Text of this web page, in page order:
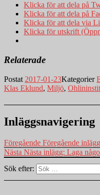
Klicka för att dela på
Klicka för att dela på
Klicka för att dela via
Klicka för utskrift
Relaterade
Postat 2017-01-23Kategorier
Klas Eklund, Miljö,
Inläggsnavigering
Föregående Föregående
Nästa Nästa inlägg: Laga
Sök efter: